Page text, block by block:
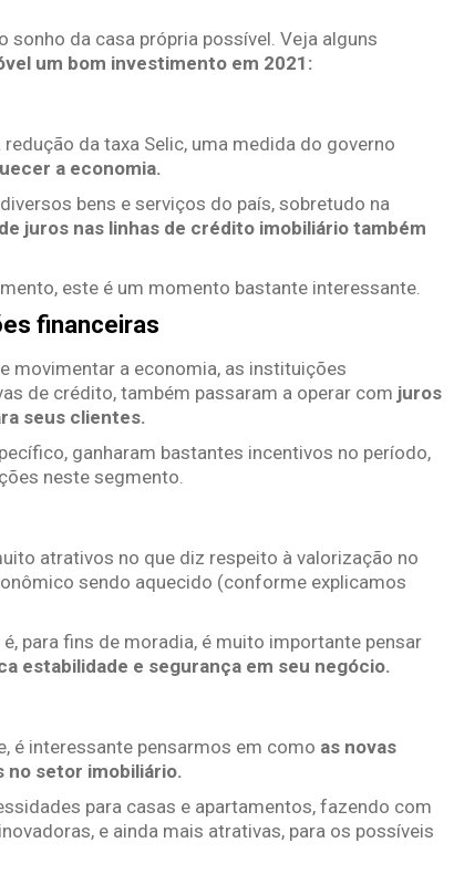
sonho da casa própria possível. Veja alguns
um bom investimento em 2021:
da taxa Selic, uma medida do governo
a economia.
bens e serviços do país, sobretudo na
juros nas linhas de crédito imobiliário também
este é um momento bastante interessante.
financeiras
movimentar a economia, as instituições
de crédito, também passaram a operar com juros
seus clientes.
ganharam bastantes incentivos no período,
neste segmento.
atrativos no que diz respeito à valorização no
sendo aquecido (conforme explicamos
para fins de moradia, é muito importante pensar
estabilidade e segurança em seu negócio.
é interessante pensarmos em como as novas
no setor imobiliário.
para casas e apartamentos, fazendo com
e ainda mais atrativas, para os possíveis